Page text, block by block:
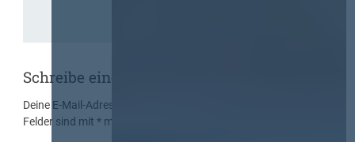
Schreibe einen Kommentar
Deine E-Mail-Adresse wird nicht veröffentlicht.
Felder sind mit* markiert